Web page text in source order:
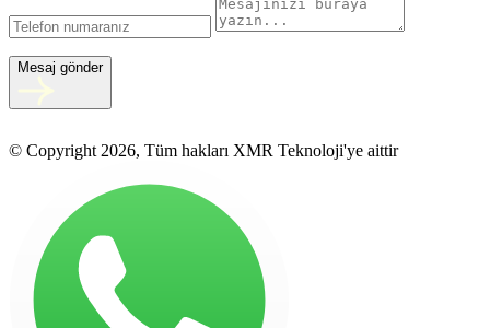
Mesaj gönder
© Copyright 2026, Tüm hakları XMR Teknoloji'ye aittir